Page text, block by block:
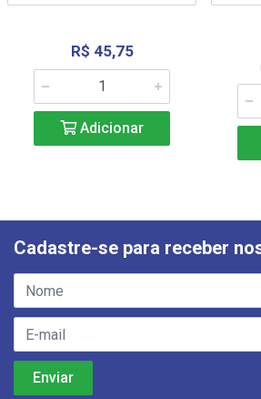
R$ 45,75
Adicionar
Cadastre-se para receber